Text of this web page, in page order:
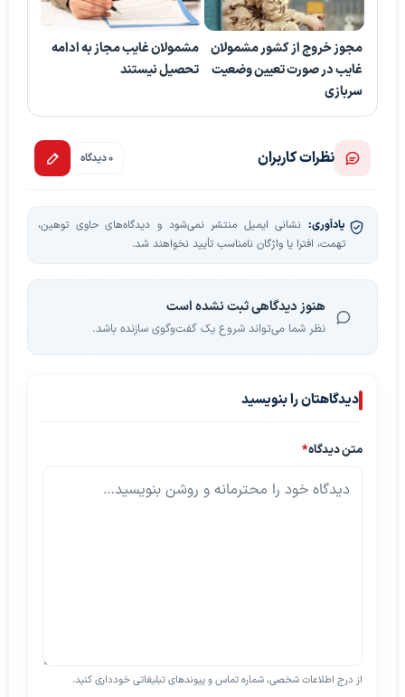
مجوز خروج از کشور مشمولان
غایب در صورت تعیین وضعیت
سربازی
مشمولان غایب مجاز به ادامه
تحصیل نیستند
نظرات کاربران 0 دیدگاه
یادآوری: نشانی ایمیل منتشر نمی‌شود و دیدگاه‌های حاوی توهین،
تهمت، افترا یا واژگان نامناسب تأیید نخواهند شد.
هنوز دیدگاهی ثبت نشده است
نظر شما می‌تواند شروع یک گفت‌وگوی سازنده باشد.
دیدگاهتان را بنویسید
متن دیدگاه*
از درج اطلاعات شخصی، شماره تماس و پیوندهای تبلیغاتی خودداری کنید.